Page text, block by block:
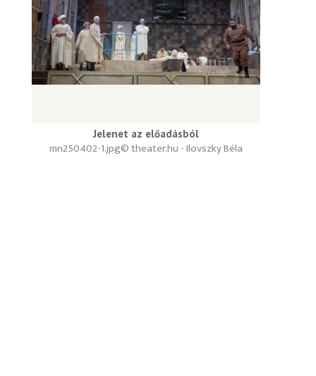
Jelenet az előadásból
© theater.hu - Ilovszky Béla
mn250402-1.jpg